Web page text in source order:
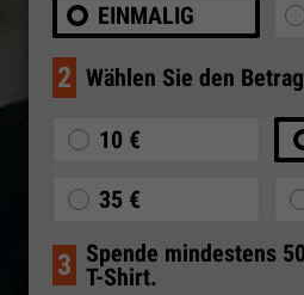
EINMALIG
2 Wählen Sie den
10 €
35 €
3 Spende mindestens
T-Shirt.